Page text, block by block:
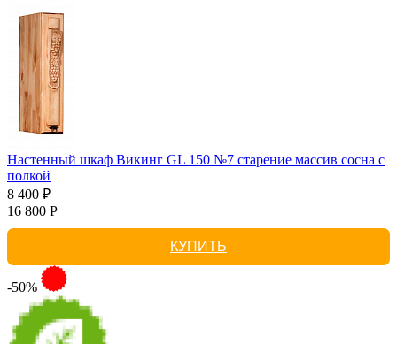
Настенный шкаф Викинг GL 150 №7 старение массив сосна с
полкой
8 400 ₽
16 800 Р
КУПИТЬ
-50%